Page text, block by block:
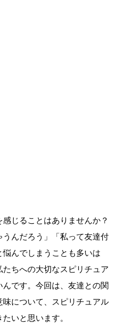
じることはありませんか？
うんだろう」「私って友達付
んでしまうことも多いは
ちへの大切なスピリチュア
です。今回は、友達との関
について、スピリチュアル
いと思います。